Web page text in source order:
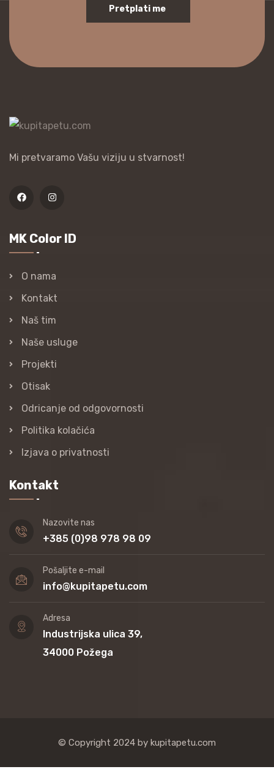
Pretplati me
Mi pretvaramo Vašu viziju u stvarnost!
MK Color ID
O nama
Kontakt
Naš tim
Naše usluge
Projekti
Otisak
Odricanje od odgovornosti
Politika kolačića
Izjava o privatnosti
Kontakt
Nazovite nas
+385 (0)98 978 98 09
Pošaljite e-mail
info@kupitapetu.com
Adresa
Industrijska ulica 39,
34000 Požega
© Copyright 2024 by kupitapetu.com